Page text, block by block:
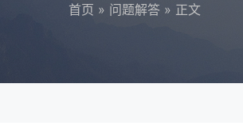
首页 » 问题解答 » 正文